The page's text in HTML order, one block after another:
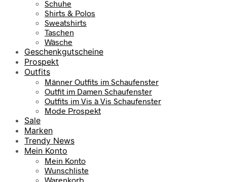
Schuhe
Shirts & Polos
Sweatshirts
Taschen
Wäsche
Geschenkgutscheine
Prospekt
Outfits
Männer Outfits im Schaufenster
Outfit im Damen Schaufenster
Outfits im Vis à Vis Schaufenster
Mode Prospekt
Sale
Marken
Trendy News
Mein Konto
Mein Konto
Wunschliste
Warenkorb